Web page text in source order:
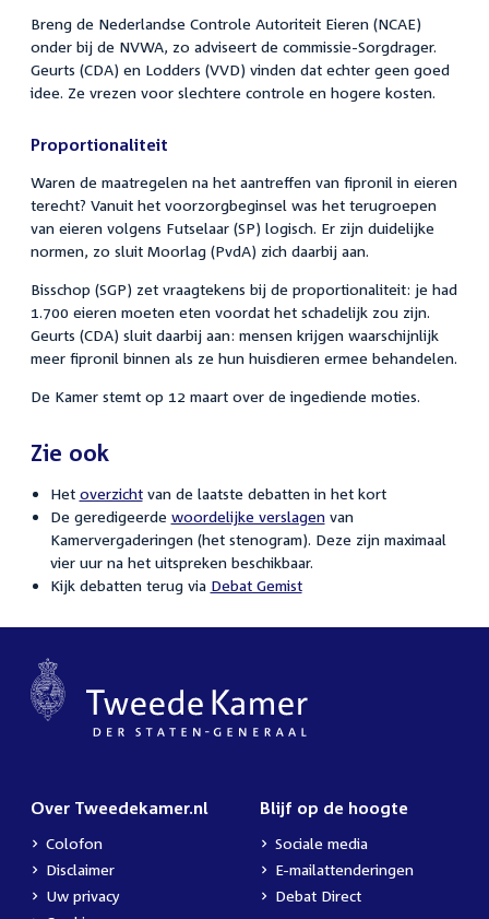
Breng de Nederlandse Controle Autoriteit Eieren (NCAE)
onder bij de NVWA, zo adviseert de commissie-Sorgdrager.
Geurts (CDA) en Lodders (VVD) vinden dat echter geen goed
idee. Ze vrezen voor slechtere controle en hogere kosten.
Proportionaliteit
Waren de maatregelen na het aantreffen van fipronil in eieren
terecht? Vanuit het voorzorgbeginsel was het terugroepen
van eieren volgens Futselaar (SP) logisch. Er zijn duidelijke
normen, zo sluit Moorlag (PvdA) zich daarbij aan.
Bisschop (SGP) zet vraagtekens bij de proportionaliteit: je had
1.700 eieren moeten eten voordat het schadelijk zou zijn.
Geurts (CDA) sluit daarbij aan: mensen krijgen waarschijnlijk
meer fipronil binnen als ze hun huisdieren ermee behandelen.
De Kamer stemt op 12 maart over de ingediende moties.
Zie ook
Het overzichtvan de laatste debatten in het kort
De geredigeerde woordelijke verslagenvan
Kamervergaderingen (het stenogram). Deze zijn maximaal
vier uur na het uitspreken beschikbaar.
Kijk debatten terug via Debat Gemist
Over Tweedekamer.nl
Colofon
Disclaimer
Uw privacy
Blijf op de hoogte
Sociale media
E-mailattenderingen
Debat Direct